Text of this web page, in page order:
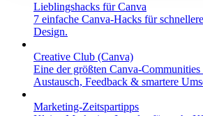
Lieblingshacks für Canva
7 einfache Canva-Hacks für
Design.
Creative Club (Canva)
Eine der größten Canva-
Austausch, Feedback & smartere
Marketing-Zeitspartipps